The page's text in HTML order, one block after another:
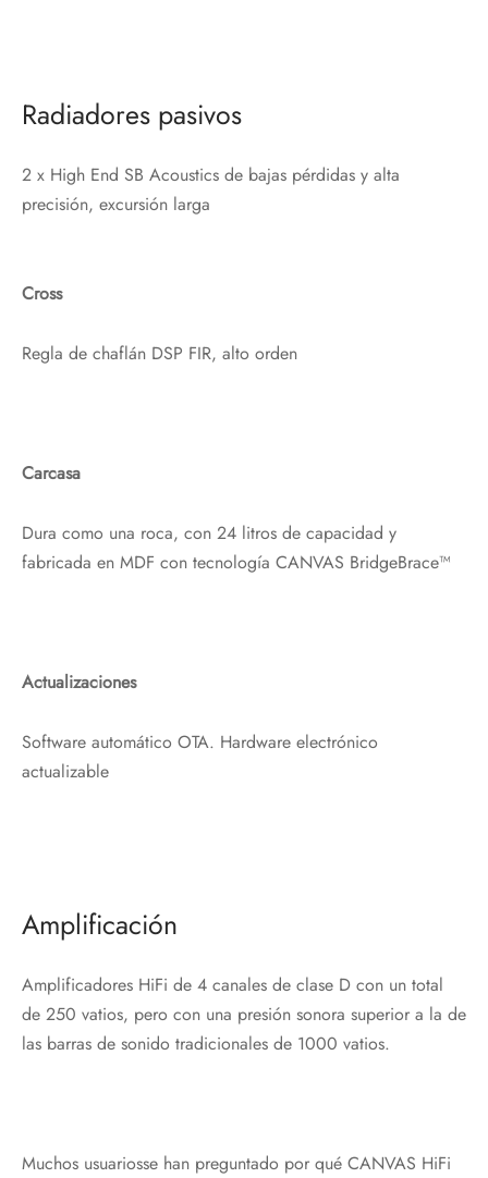
Radiadores pasivos
2 x High End SB Acoustics de bajas pérdidas y alta
precisión, excursión larga
Cross
Regla de chaflán DSP FIR, alto orden
Carcasa
Dura como una roca, con 24 litros de capacidad y
fabricada en MDF con tecnología CANVAS BridgeBrace™
Actualizaciones
Software automático OTA. Hardware electrónico
actualizable
Amplificación
Amplificadores HiFi de 4 canales de clase D con un total
de 250 vatios, pero con una presión sonora superior a la de
las barras de sonido tradicionales de 1000 vatios.
Muchos usuariosse han preguntado por qué CANVAS HiFi